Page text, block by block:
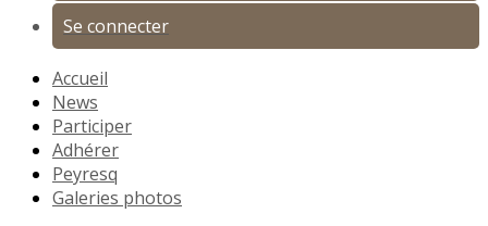
Se connecter
Accueil
News
Participer
Adhérer
Peyresq
Galeries photos